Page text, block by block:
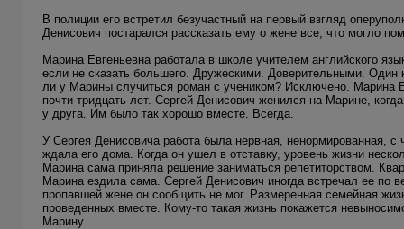
В полиции его встретил безучастный на первый взгляд
Денисович постарался рассказать ему о жене все, что могло
Марина Евгеньевна работала в школе учителем английского
если не сказать большего. Дружескими. Доверительными.
ли у Марины случиться роман с учеником? Исключено. Марина
почти тридцать лет. Сергей Денисович женился на Марине,
у друга. Им было так хорошо вместе. Всегда.
У Сергея Денисовича работа была нервная, ненормированная,
ждала его дома. Когда он ушел в отставку, уровень жизни
Марина сама приняла решение заниматься репетиторством.
Марина ездила сама. Сергей Денисович иногда встречал ее по
пропавшей жене он сообщить не мог. Размеренная семейная
проведенных вместе. Кому-то такая жизнь покажется
Марину.